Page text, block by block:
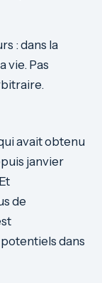
: dans la
vie. Pas
avait obtenu
janvier
de
dans